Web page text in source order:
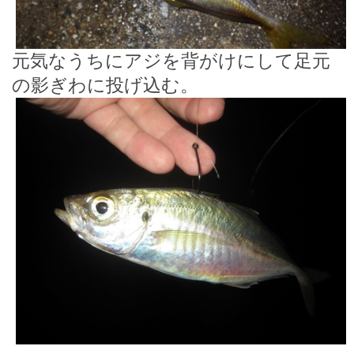
元気なうちにアジを背がけにして足元
の影ぎわに投げ込む。